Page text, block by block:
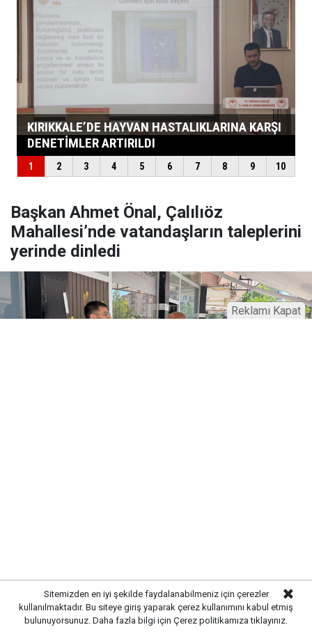
Başkan Ahmet Önal, Çalılıöz
Mahallesi’nde vatandaşların taleplerini
yerinde dinledi
Mahallesi'nde vatandaşlarla bir araya gelerek talep
ve önerileri dinledi. Önal, çözüm odaklı
belediyecilik anlayışıyla çalışmaların süreceğini
Sitemizden en iyi şekilde faydalanabilmeniz için çerezler
kullanılmaktadır. Bu siteye giriş yaparak çerez kullanımını kabul etmiş
bulunuyorsunuz. Daha fazla bilgi için Çerez politikamıza tıklayınız.
Reklamı Kapat